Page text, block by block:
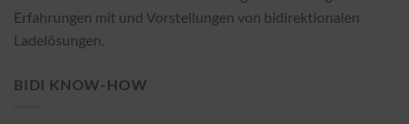
Erfahrungen mit und Vorstellungen von bidirektionalen
Ladelösungen.
BIDI KNOW-HOW